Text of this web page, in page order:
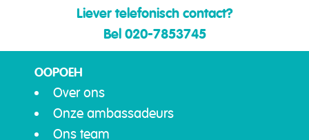
Liever telefonisch contact?
Bel 020-7853745
OOPOEH
Over ons
Onze ambassadeurs
Ons team